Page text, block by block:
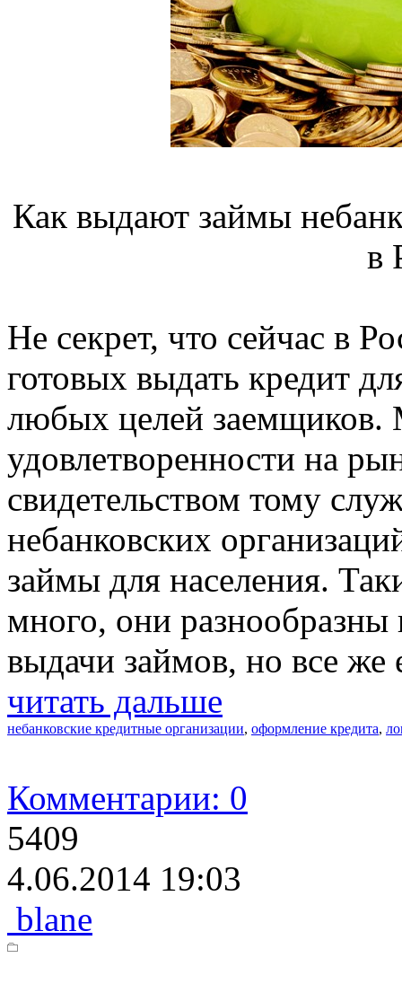
Как выдают займы
в
Не секрет, что сейчас в
готовых выдать кредит
любых целей
удовлетворенности на
свидетельством тому
небанковских
займы для населения.
много, они разнообразны
выдачи займов, но все же
читать дальше
небанковские кредитные организации, оформление кредита,
Комментарии: 0
5409
4.06.2014 19:03
blane